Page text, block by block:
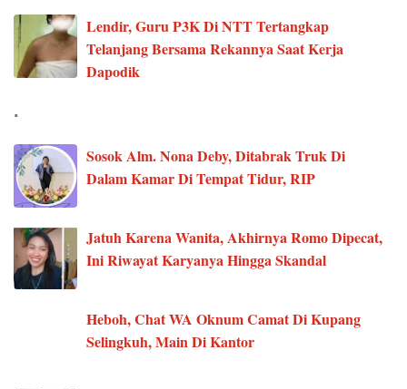
Lendir, Guru P3K Di NTT Tertangkap
Telanjang Bersama Rekannya Saat Kerja
Dapodik
.
Sosok Alm. Nona Deby, Ditabrak Truk Di
Dalam Kamar Di Tempat Tidur, RIP
Jatuh Karena Wanita, Akhirnya Romo Dipecat,
Ini Riwayat Karyanya Hingga Skandal
Heboh, Chat WA Oknum Camat Di Kupang
Selingkuh, Main Di Kantor